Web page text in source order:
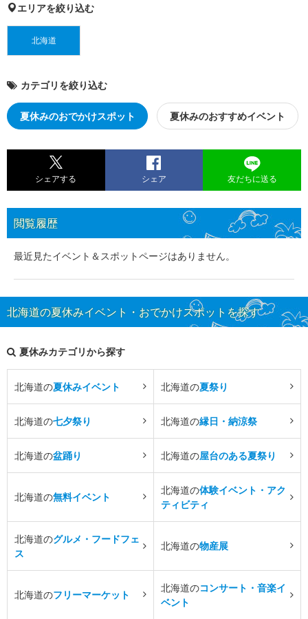
エリアを絞り込む
北海道
カテゴリを絞り込む
夏休みのおでかけスポット 夏休みのおすすめイベント
シェアする シェア 友だちに送る
閲覧履歴
最近見たイベント＆スポットページはありません。
北海道の夏休みイベント・おでかけスポットを探す
夏休みカテゴリから探す
北海道の夏休みイベント 北海道の夏祭り
北海道の七夕祭り 北海道の縁日・納涼祭
北海道の盆踊り 北海道の屋台のある夏祭り
北海道の無料イベント
北海道の体験イベント・アク
ティビティ
北海道のグルメ・フードフェ
ス
北海道の物産展
北海道のフリーマーケット
北海道のコンサート・音楽イ
ベント